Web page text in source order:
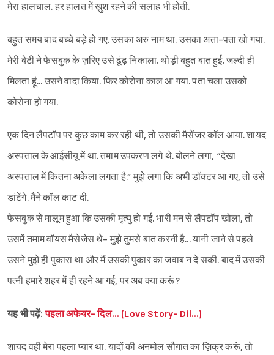
मेरा हालचाल. हर हालत में ख़ुश रहने की सलाह भी होती.
बहुत समय बाद बच्चे बड़े हो गए. उसका अरु नाम था. उसका अता-पता खो गया.
मेरी बेटी ने फेसबुक के ज़रिए उसे ढूंढ़ निकाला. थोड़ी बहुत बात हुई. जल्दी ही
मिलता हूं... उसने वादा किया. फिर कोरोना काल आ गया. पता चला उसको
कोरोना हो गया.
एक दिन लैपटॉप पर कुछ काम कर रही थी, तो उसकी मैसेंजर कॉल आया. शायद
अस्पताल के आईसीयू में था. तमाम उपकरण लगे थे. बोलने लगा, “देखा
अस्पताल में कितना अकेला लगता है.” मुझे लगा कि अभी डॉक्टर आ गए, तो उसे
डांटेंगे. मैंने कॉल काट दी.
फेसबुक से मालूम हुआ कि उसकी मृत्यु हो गई. भारी मन से लैपटॉप खोला, तो
उसमें तमाम वॉयस मैसेजेस थे- मुझे तुमसे बात करनी है... यानी जाने से पहले
उसने मुझे ही पुकारा था और मैं उसकी पुकार का जवाब न दे सकी. बाद में उसकी
पत्नी हमारे शहर में ही रहने आ गई, पर अब क्या करूं?
यह भी पढ़ें:पहला अफेयर- दिल… (Love Story- Dil…)
शायद वही मेरा पहला प्यार था. यादों की अनमोल सौग़ात का ज़िक्र करूं, तो